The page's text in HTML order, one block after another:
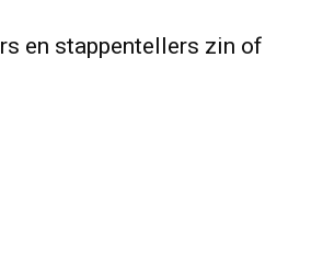
en stappentellers zin of